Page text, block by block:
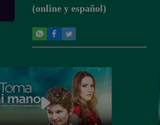
(online y español)